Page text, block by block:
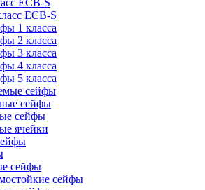
ECB-S
ECB-S
1 класса
2 класса
3 класса
4 класса
5 класса
сейфы
сейфы
сейфы
ячейки
сейфы
сейфы